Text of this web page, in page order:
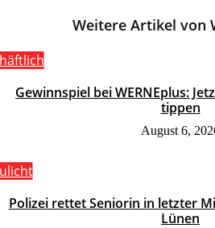
Weitere Artikel von
Gewinnspiel bei WERNEplus:
tippen
August 6,
Polizei rettet Seniorin in letzter
Lünen